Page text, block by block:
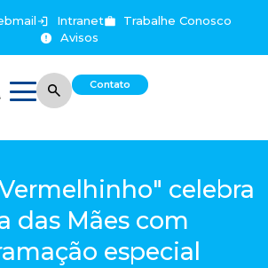
Intranet
Trabalhe Conosco
Avisos
Contato
celebra
das Mães com
especial